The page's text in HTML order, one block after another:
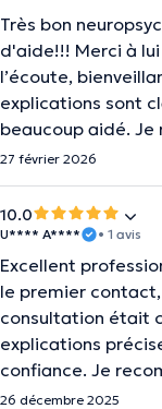
Très bon
d'aide!!! Merci à
l’écoute,
explications sont
beaucoup aidé.
27 février 2026
10.0
U**** A**** • 1 avis
Excellent
le premier
consultation était
explications
confiance. Je
26 décembre 2025